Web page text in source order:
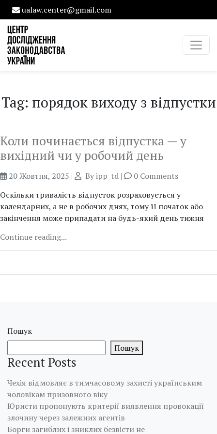
ualaw.center@gmail.com
Tag: порядок виходу з відпустки
Коли починається відпустка — у
вихідний чи у робочий день
20 Жовтня, 2025 | Byipp_td |
0 Comments
Оскільки тривалість відпусток розраховується у
календарних, а не в робочих днях, тому її початок або
закінчення може припадати на будь-який день тижня
Continue reading...
Пошук
Пошук
Recent Posts
Чехія відмовляє в тимчасовому захисті українським
чоловікам призовного віку
Юристи пропонують критерії виявлення провокації
злочину через залежних агентів
Борги загиблих і зниклих безвісти не